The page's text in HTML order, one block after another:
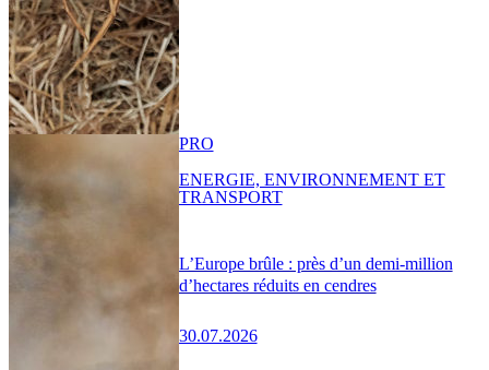
L’Europe brûle : près d’un demi-million
d’hectares réduits en cendres
30.07.2026
PRO
ENERGIE, ENVIRONNEMENT ET
TRANSPORT